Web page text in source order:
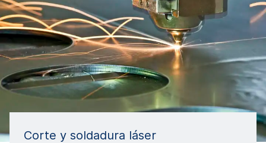
Corte y soldadura láser